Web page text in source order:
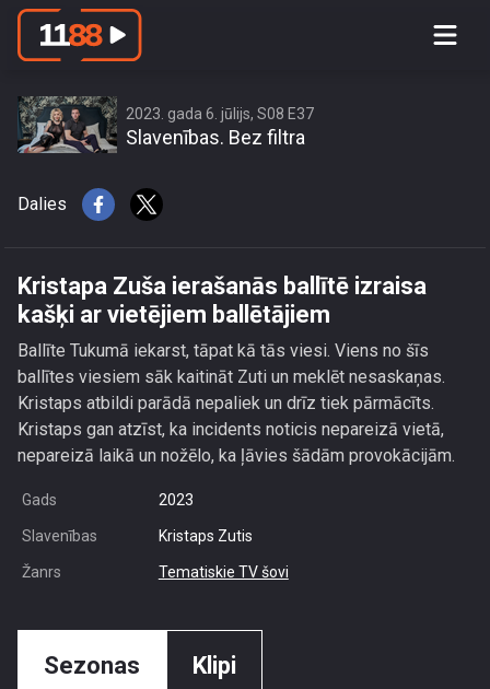
Kristapa Zuša ierašanās ballītē izraisa
2023. gada 6. jūlijs, S08 E37
Slavenības. Bez filtra
Dalies
Kristapa Zuša ierašanās ballītē izraisa
kašķi ar vietējiem ballētājiem
Ballīte Tukumā iekarst, tāpat kā tās viesi. Viens no šīs
ballītes viesiem sāk kaitināt Zuti un meklēt nesaskaņas.
Kristaps atbildi parādā nepaliek un drīz tiek pārmācīts.
Kristaps gan atzīst, ka incidents noticis nepareizā vietā,
nepareizā laikā un nožēlo, ka ļāvies šādām provokācijām.
Gads 2023
Slavenības Kristaps Zutis
Žanrs Tematiskie TV šovi
Sezonas Klipi